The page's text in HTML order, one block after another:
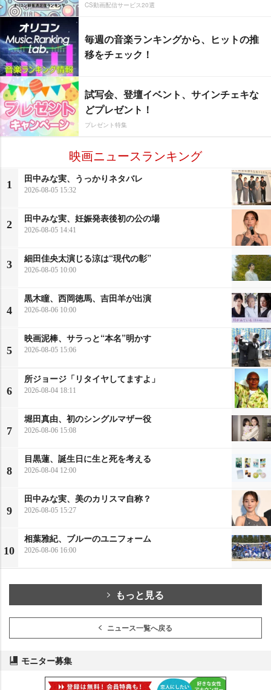
CS動画配信サービス20選
毎週の音楽ランキングから、ヒットの推
移をチェック！
試写会、登壇イベント、サインチェキな
どプレゼント！
プレゼント特集
映画ニュースランキング
1
田中みな実、うっかりネタバレ
2026-08-05 15:32
2
田中みな実、妊娠発表後初の公の場
2026-08-05 14:41
3
細田佳央太演じる涼は“現代の彰”
2026-08-05 10:00
4
黒木瞳、西岡徳馬、吉田羊が出演
2026-08-06 10:00
5
映画泥棒、サラっと“本名”明かす
2026-08-05 15:06
6
所ジョージ「リタイヤしてますよ」
2026-08-04 18:11
7
堀田真由、初のシングルマザー役
2026-08-06 15:08
8
目黒蓮、誕生日に生と死を考える
2026-08-04 12:00
9
田中みな実、美のカリスマ自称？
2026-08-05 15:27
10
相葉雅紀、ブルーのユニフォーム
2026-08-06 16:00
もっと見る
ニュース一覧へ戻る
モニター募集